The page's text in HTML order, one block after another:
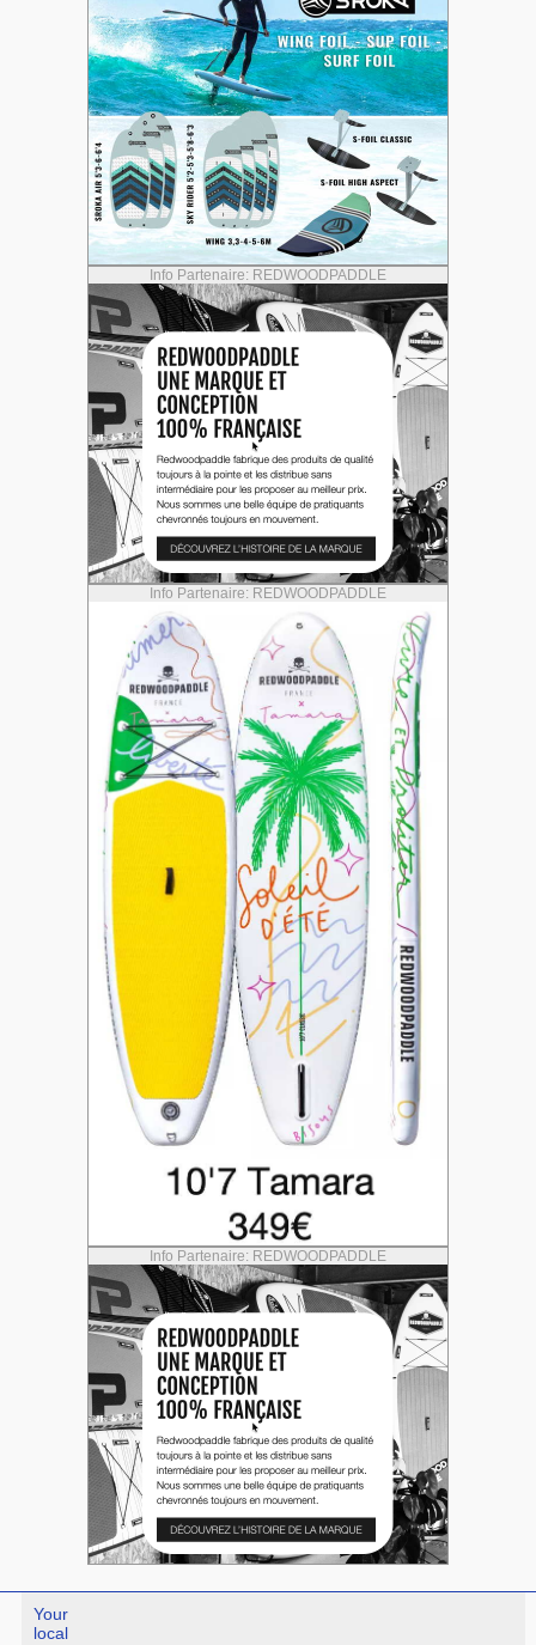
Info Partenaire: REDWOODPADDLE
Info Partenaire: REDWOODPADDLE
Info Partenaire: REDWOODPADDLE
Your
local